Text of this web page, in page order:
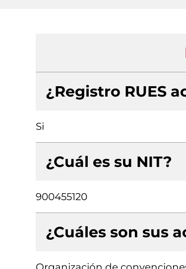
¿Registro RUES
Si
¿Cuál es su NIT?
900455120
¿Cuáles son sus